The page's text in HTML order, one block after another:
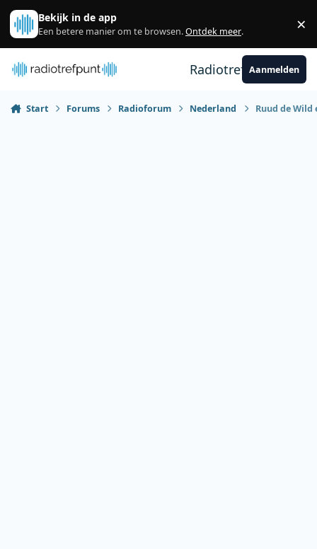
Spring naar bijdragen
Bekijk in de app
Een betere manier om te browsen.Ontdek meer. ×
RadiotrefpuntAanmelden
Start Forums Radioforum Nederland Ruud de Wild